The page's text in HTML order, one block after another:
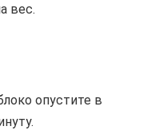
вес.
опустите в